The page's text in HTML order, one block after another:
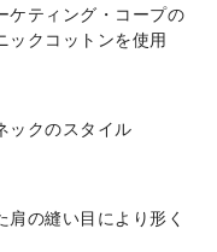
ケティング・コープの
ックコットンを使用
ックのスタイル
の縫い目により形く